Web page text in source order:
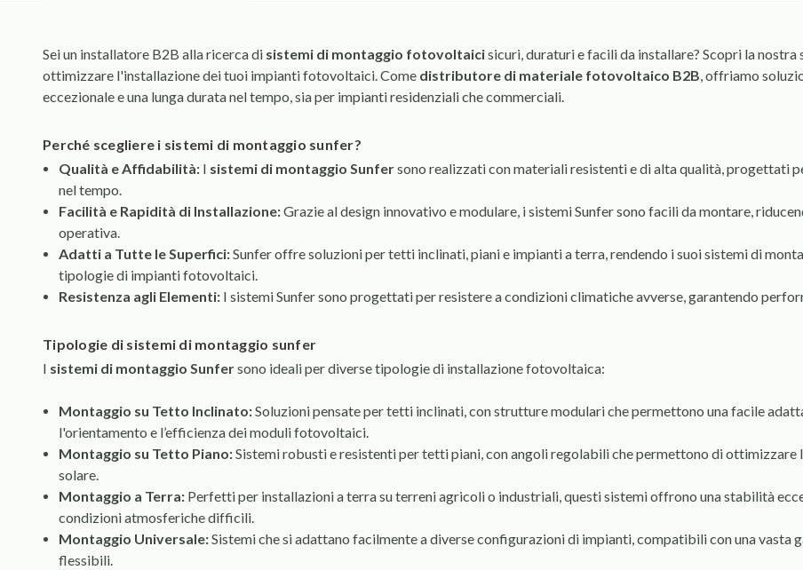
Sei un installatore B2B alla ricerca di sistemi di montaggio fotovoltaicisicuri, duraturi e facili da installare? Scopri la nostra
ottimizzare l'installazione dei tuoi impianti fotovoltaici. Come distributore di materiale fotovoltaico B2B , offriamo
eccezionale e una lunga durata nel tempo, sia per impianti residenziali che commerciali.
perché scegliere i sistemi di montaggio sunfer?
Qualità e Affidabilità: I sistemi di montaggio Sunfersono realizzati con materiali resistenti e di alta qualità, progettati
nel tempo.
Facilità e Rapidità di Installazione:Grazie al design innovativo e modulare, i sistemi Sunfer sono facili da montare,
operativa.
Adatti a Tutte le Superfici:Sunfer offre soluzioni per tetti inclinati, piani e impianti a terra, rendendo i suoi sistemi di
tipologie di impianti fotovoltaici.
Resistenza agli Elementi: I sistemi Sunfer sono progettati per resistere a condizioni climatiche avverse, garantendo
tipologie di sistemi di montaggio sunfer
I sistemi di montaggio Sunfersono ideali per diverse tipologie di installazione fotovoltaica:
Montaggio su Tetto Inclinato:Soluzioni pensate per tetti inclinati, con strutture modulari che permettono una facile
l'orientamento e l’efficienza dei moduli fotovoltaici.
Montaggio su Tetto Piano:Sistemi robusti e resistenti per tetti piani, con angoli regolabili che permettono di
solare.
Montaggio a Terra: Perfetti per installazioni a terra su terreni agricoli o industriali, questi sistemi offrono una stabilità
condizioni atmosferiche difficili.
Montaggio Universale:Sistemi che si adattano facilmente a diverse configurazioni di impianti, compatibili con una
flessibili.